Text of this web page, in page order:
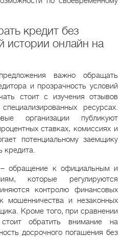
кредит без
истории онлайн на
важно обращать
и прозрачность условий
стоит с изучения отзывов
ресурсах.
организации публикуют
ставках, комиссиях и
потенциальному заемщику
кредита.
обращение к официальным и
которые регулируются
контролю финансовых
мошенничества и незаконных
Кроме того, при сравнении
обратить внимание на
досрочного погашения без